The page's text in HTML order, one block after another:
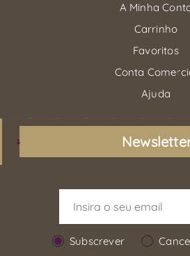
A Minha
Carrinho
Favoritos
Conta
Ajuda
Subscrever